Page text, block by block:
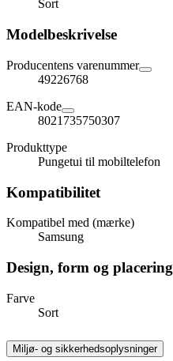
Sort
Modelbeskrivelse
Producentens varenummer
49226768
EAN-kode
8021735750307
Produkttype
Pungetui til mobiltelefon
Kompatibilitet
Kompatibel med (mærke)
Samsung
Design, form og placering
Farve
Sort
Miljø- og sikkerhedsoplysninger